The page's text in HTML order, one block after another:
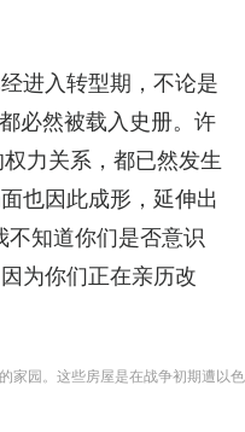
进入转型期，不论是
必然被载入史册。许
力关系，都已然发生
也因此成形，延伸出
不知道你们是否意识
为你们正在亲历改
家园。这些房屋是在战争初期遭以色